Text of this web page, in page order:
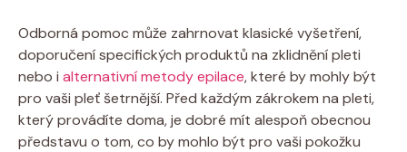
Odborná pomoc⁣ může zahrnovat ⁢klasické​ vyšetření,⁤
doporučení ⁢specifických ⁢produktů ‍na zklidnění ​pleti
⁤nebo i alternativní metody epilace, které ​by mohly být
pro vaši‌ pleť​ šetrnější. Před každým zákrokem na⁢ pleti,
který provádíte doma, je dobré‌ mít ⁢alespoň ‌obecnou⁣
představu o tom,‍ co by mohlo být pro vaši ‌pokožku